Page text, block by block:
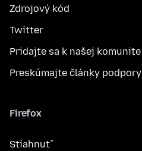
Zdrojový kód
Twitter
Pridajte sa k našej komunite
Preskúmajte články podpory
Firefox
Stiahnuť